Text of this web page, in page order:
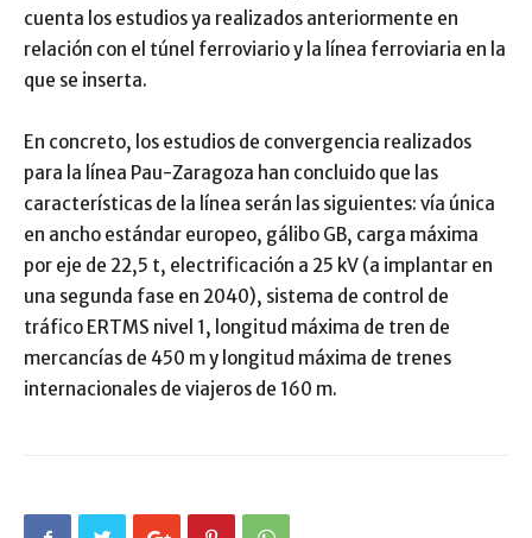
cuenta los estudios ya realizados anteriormente en
relación con el túnel ferroviario y la línea ferroviaria en la
que se inserta.
En concreto, los estudios de convergencia realizados
para la línea Pau-Zaragoza han concluido que las
características de la línea serán las siguientes: vía única
en ancho estándar europeo, gálibo GB, carga máxima
por eje de 22,5 t, electrificación a 25 kV (a implantar en
una segunda fase en 2040), sistema de control de
tráfico ERTMS nivel 1, longitud máxima de tren de
mercancías de 450 m y longitud máxima de trenes
internacionales de viajeros de 160 m.